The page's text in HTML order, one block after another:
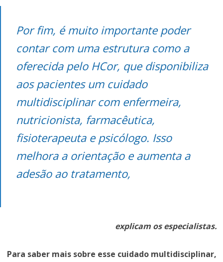
Por fim, é muito importante poder
contar com uma estrutura como a
oferecida pelo HCor, que disponibiliza
aos pacientes um cuidado
multidisciplinar com enfermeira,
nutricionista, farmacêutica,
fisioterapeuta e psicólogo. Isso
melhora a orientação e aumenta a
adesão ao tratamento,
explicam os especialistas.
Para saber mais sobre esse cuidado multidisciplinar,